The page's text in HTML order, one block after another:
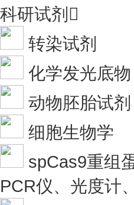
科研试剂 
转染试剂
化学发光底物
动物胚胎试剂
细胞生物学
spCas9重组
PCR仪、光度计